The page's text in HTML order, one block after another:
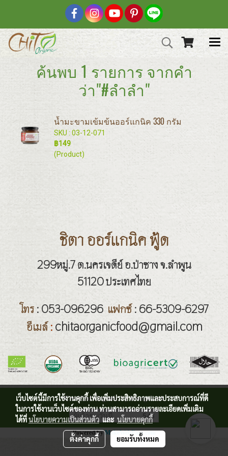
ค้นพบ 1 รายการ จากคำ
ว่า"#ลำลำ"
น้ำมะขามเข้มข้นออร์แกนิค 330 กรัม
SKU : 03-12-071
฿149
(Product)
ชิตา ออร์แกนิค ฟู้ด
299หมู่.7 ต.นครเจดีย์ อ.ป่าซาง จ.ลำพูน
51120 ประเทศไทย
โทร: 053-096296 แฟกซ์: 66-5309-6297
อีเมล์: chitaorganicfood@gmail.com
Certified Organic by bioagricert
ผู้เข้าชมวันนี้ 543
Powered byMakeWebEasy.com
เว็บไซต์นี้มีการใช้งานคุกกี้ เพื่อเพิ่มประสิทธิภาพและประสบการณ์ที่ดี
ในการใช้งานเว็บไซต์ของท่าน ท่านสามารถอ่านรายละเอียดเพิ่มเติม
ได้ที่นโยบายความเป็นส่วนตัว และ นโยบายคุกกี้
ตั้งค่าคุกกี้ ยอมรับทั้งหมด